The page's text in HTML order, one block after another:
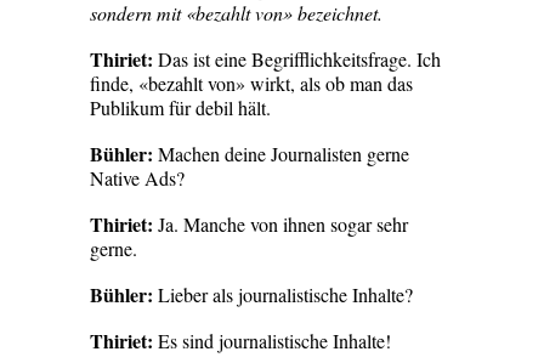
sondern mit «bezahlt von» bezeichnet.
Thiriet: Das ist eine Begrifflichkeitsfrage. Ich
finde, «bezahlt von» wirkt, als ob man das
Publikum für debil hält.
Bühler: Machen deine Journalisten gerne
Native Ads?
Thiriet: Ja. Manche von ihnen sogar sehr
gerne.
Bühler: Lieber als journalistische Inhalte?
Thiriet: Es sind journalistische Inhalte!